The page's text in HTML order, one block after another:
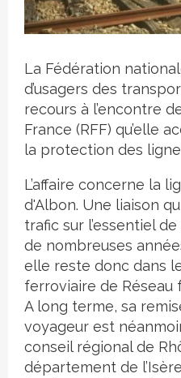
Crédit photo
La Fédération
d’usagers des
recours à l’encontre
France (RFF) qu’elle
la protection des
L’affaire concerne la
d'Albon. Une liaison
trafic sur l’essentiel
de nombreuses
elle reste donc dans
ferroviaire de Réseau
A long terme, sa
voyageur est
conseil régional de
département de